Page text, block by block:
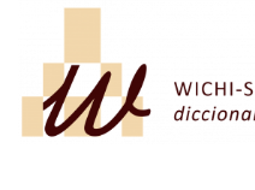
Saltar al contenido